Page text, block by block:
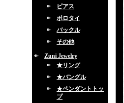
ピアス
ボロタイ
バックル
その他
Zuni Jewelry
★リング
★バングル
★ペンダントトッ
プ